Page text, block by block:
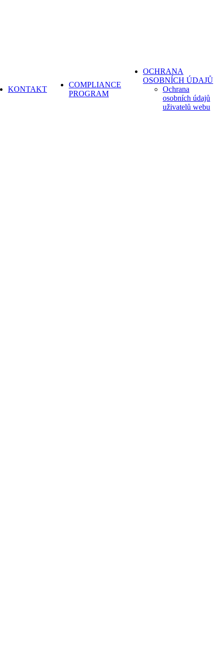
KONTAKT
COMPLIANCE
PROGRAM
OCHRANA
OSOBNÍCH ÚDAJŮ
Ochrana
osobních údajů
uživatelů webu